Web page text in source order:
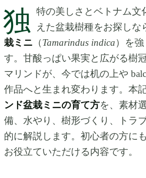
独
特の美しさとベトナム文
えた盆栽樹種をお探しな
栽ミニ （Tamarindus indica）を
す。甘酸っぱい果実と広がる樹
マリンドが、今では机の上や
作品へと生まれ変わります。本記
ンド盆栽ミニの育て方を、素材
備、水やり、樹形づくり、トラ
的に解説します。初心者の方に
お役立ていただける内容です。